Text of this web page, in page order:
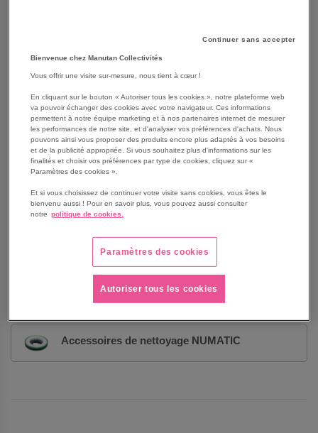
Aspirateur à usage industriel NUMATIC
Aspirateur eau et poussière NUMATIC
Autolaveuse et monobrosse NUMATIC
Chariot d'entretien NUMATIC
Accessoires aspirateurs NUMATIC
Accessoires de nettoyage NUMATIC
Continuer sans accepter
Bienvenue chez Manutan Collectivités
Vous offrir une visite sur-mesure, nous tient à cœur !
En cliquant sur le bouton « Autoriser tous les cookies », notre plateforme web
va pouvoir échanger des cookies avec votre navigateur. Ces informations
permettent à notre équipe marketing et à nos partenaires internet de mesurer
les performances de notre site, et d'analyser vos préférences d'achats. Nous
pouvons ainsi vous proposer des produits encore plus adaptés à vos besoins
et de la publicité appropriée. Si vous souhaitez plus d'informations sur les
finalités et choisir vos préférences par type de cookies, cliquez sur «
Paramètres des cookies ».
Et si vous choisissez de continuer votre visite sans cookies, vous êtes le
bienvenu aussi ! Pour en savoir plus, vous pouvez aussi consulter
notre politique de cookies.
Paramètres des cookies
Autoriser tous les cookies